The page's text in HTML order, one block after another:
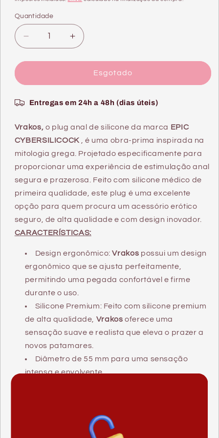
Quantidade
Quantidade
Diminuir
a
quantidade
VRAKOS
OGG
PLUG
TAMANHO
M
Aumentar
a
quantidade
VRAKOS
OGG
PLUG
TAMANHO
Esgotado
Entregas em 24h a 48h (dias úteis)
Vrakos, o plug anal de silicone da marca EPIC
CYBERSILICOCK
, é uma obra-prima inspirada na
mitologia grega. Projetado especificamente para
proporcionar uma experiência de estimulação anal
segura e prazerosa. Feito com silicone médico de
primeira qualidade, este plug é uma excelente
opção para quem procura um acessório erótico
seguro, de alta qualidade e com design inovador.
CARACTERÍSTICAS:
Design ergonômico: Vrakos possui um design
ergonômico que se ajusta perfeitamente,
permitindo uma pegada confortável e firme
durante o uso.
Silicone Premium: Feito com silicone premium
de alta qualidade, Vrakos oferece uma
sensação suave e realista que eleva o prazer a
novos patamares.
Diâmetro de 55 mm para uma sensação
intensa e envolvente.
fácil e ergonómico.